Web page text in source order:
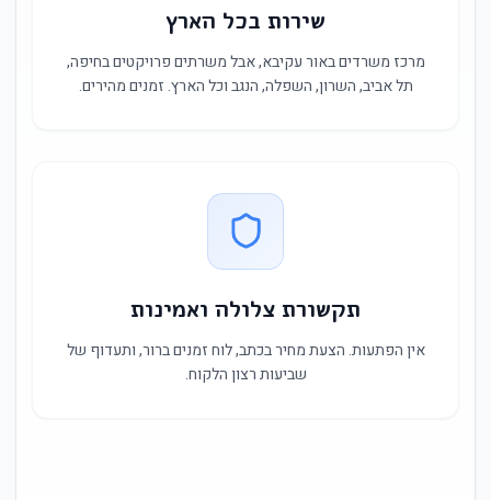
שירות בכל הארץ
מרכז משרדים באור עקיבא, אבל משרתים פרויקטים בחיפה,
תל אביב, השרון, השפלה, הנגב וכל הארץ. זמנים מהירים.
תקשורת צלולה ואמינות
אין הפתעות. הצעת מחיר בכתב, לוח זמנים ברור, ותעדוף של
שביעות רצון הלקוח.